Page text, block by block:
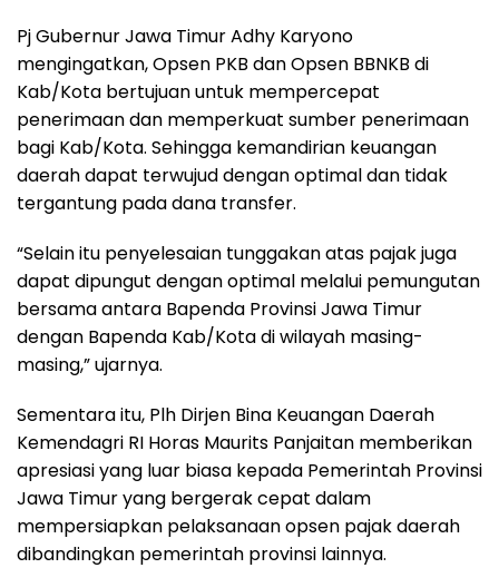
Pj Gubernur Jawa Timur Adhy Karyono
mengingatkan, Opsen PKB dan Opsen BBNKB di
Kab/Kota bertujuan untuk mempercepat
penerimaan dan memperkuat sumber penerimaan
bagi Kab/Kota. Sehingga kemandirian keuangan
daerah dapat terwujud dengan optimal dan tidak
tergantung pada dana transfer.
“Selain itu penyelesaian tunggakan atas pajak juga
dapat dipungut dengan optimal melalui pemungutan
bersama antara Bapenda Provinsi Jawa Timur
dengan Bapenda Kab/Kota di wilayah masing-
masing,” ujarnya.
Sementara itu, Plh Dirjen Bina Keuangan Daerah
Kemendagri RI Horas Maurits Panjaitan memberikan
apresiasi yang luar biasa kepada Pemerintah Provinsi
Jawa Timur yang bergerak cepat dalam
mempersiapkan pelaksanaan opsen pajak daerah
dibandingkan pemerintah provinsi lainnya.